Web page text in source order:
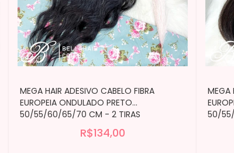
MEGA HAIR ADESIVO CABELO FIBRA
EUROPEIA ONDULADO PRETO
50/55/60/65/70 CM - 2 TIRAS
R$134,00
MEGA
50/